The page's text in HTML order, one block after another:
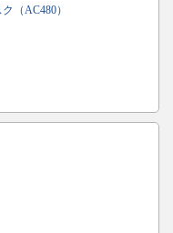
（AC480）